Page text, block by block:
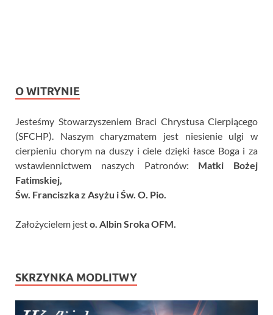
O WITRYNIE
Jesteśmy Stowarzyszeniem Braci Chrystusa Cierpiącego
(SFCHP). Naszym charyzmatem jest niesienie ulgi w
cierpieniu chorym na duszy i ciele dzięki łasce Boga i za
wstawiennictwem naszych Patronów: Matki Bożej
Fatimskiej,
Św. Franciszka z Asyżu i Św. O. Pio.
Założycielem jesto. Albin Sroka OFM.
SKRZYNKA MODLITWY